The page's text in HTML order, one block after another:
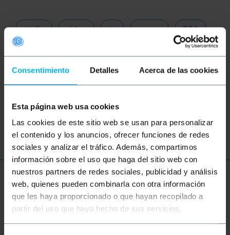
Consentimiento Detalles Acerca de las cookies
Esta página web usa cookies
Las cookies de este sitio web se usan para personalizar
el contenido y los anuncios, ofrecer funciones de redes
sociales y analizar el tráfico. Además, compartimos
información sobre el uso que haga del sitio web con
nuestros partners de redes sociales, publicidad y análisis
web, quienes pueden combinarla con otra información
que les haya proporcionado o que hayan recopilado a
partir del uso que haya hecho de sus servicios.
audio video tv suono RCA
DMX 512
DMX512 XLR3 musica
fx
Ulteriori informazioni
Descrizione